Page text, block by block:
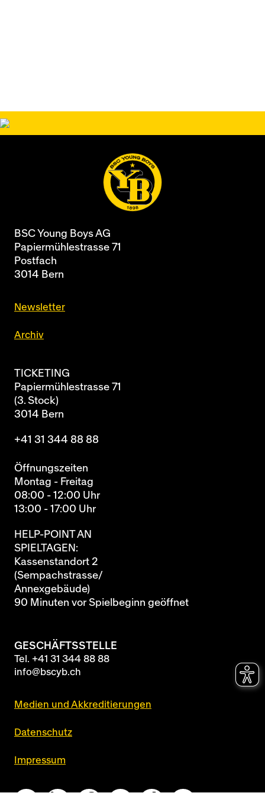
BSC Young Boys AG
Papiermühlestrasse 71
Postfach
3014 Bern
Newsletter
Archiv
TICKETING
Papiermühlestrasse 71
(3. Stock)
3014 Bern
+41 31 344 88 88
Öffnungszeiten
Montag - Freitag
08:00 - 12:00 Uhr
13:00 - 17:00 Uhr
HELP-POINT AN
SPIELTAGEN:
Kassenstandort 2
(Sempachstrasse/
Annexgebäude)
90 Minuten vor Spielbeginn geöffnet
GESCHÄFTSSTELLE
Tel. +41 31 344 88 88
info@bscyb.ch
Medien und Akkreditierungen
Datenschutz
Impressum